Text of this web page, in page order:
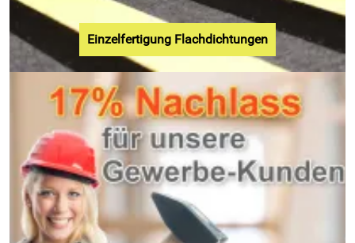
Einzelfertigung Flachdichtungen